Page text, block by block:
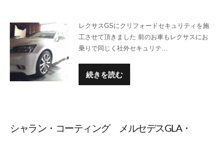
レクサスGSにクリフォードセキュリティを施
工させて頂きました 前のお車もレクサスにお
乗りで同じく社外セキュリテ…
続きを読む
シャラン・コーティング メルセデスGLA・